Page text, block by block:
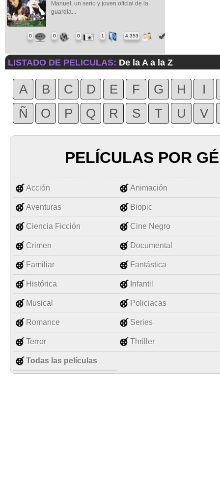
Manuel, un serio y joven oficial de la
guardia...
0 0 0 1 4,353
LISTADO DE PELICULAS: De la A a la Z
A B C D E F G H
I
Ñ
O P Q R S T U V
PELÍCULAS POR
Acción Animación
Aventuras Biopic
Ciencia Ficción Cine Negro
Crimen Documental
Familiar Fantástica
Histórica Infantil
Musical Policiacas
Romance Series
Terror Thriller
Todas las películas